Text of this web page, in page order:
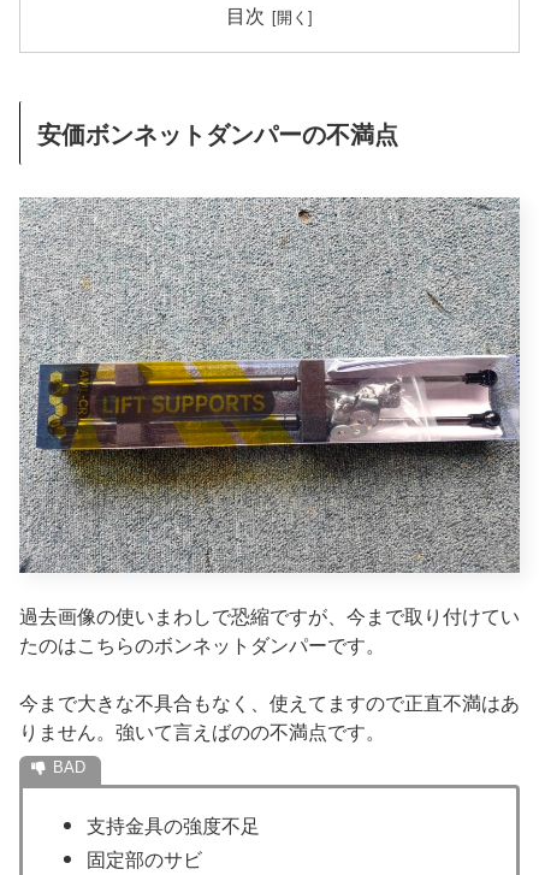
目次
安価ボンネットダンパーの不満点
過去画像の使いまわしで恐縮ですが、今まで取り付けてい
たのはこちらのボンネットダンパーです。
今まで大きな不具合もなく、使えてますので正直不満はあ
りません。強いて言えばのの不満点です。
支持金具の強度不足
固定部のサビ